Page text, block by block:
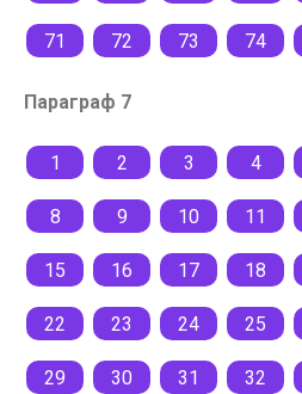
71 72 73 74
Параграф 7
1 2 3 4
8 9 10 11
15 16 17 18
22 23 24 25
29 30 31 32